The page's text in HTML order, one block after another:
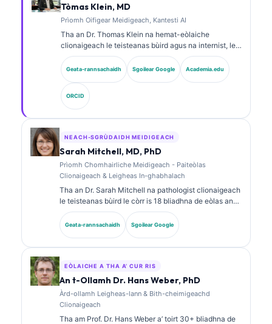
Tòmas Klein, MD
Prìomh Oifigear Meidigeach, Kantesti AI
Tha an Dr. Thomas Klein na hemat-eòlaiche
clionaigeach le teisteanas bùird agus na internist, le
còrr is 15 bliadhna de eòlas ann an leigheas-lann
agus mion-sgrùdadh clionaigeach le taic bho AI. Mar
Àrd Oifigear Meidigeach aig Kantesti AI, tha e a’ toirt
seachad stiùireadh clionaigeach air cruinneas
meidigeach an lìonra neural prìobhaideach. Tha an
Dr. Klein air foillseachadh gu farsaing air mìneachadh
bith-chomharraidhean agus breithneachadh obair-
lann air cuspairean ann an leigheas-lann.
Geata-rannsachaidh Sgoilear Google Academia.edu
ORCID
NEACH-SGRÙDAIDH MEIDIGEACH
Sarah Mitchell, MD, PhD
Prìomh Chomhairliche Meidigeach - Paiteòlas
Clionaigeach & Leigheas In-ghabhalach
Tha an Dr. Sarah Mitchell na pathologist clionaigeach
le teisteanas bùird le còrr is 18 bliadhna de eòlas ann
an leigheas-lann agus mion-sgrùdadh
breithneachaidh. Tha teisteanasan sònraichte aice
ann an ceimigeachd clionaigeach agus tha i air
clionaigeach.
Geata-rannsachaidh Sgoilear Google
EÒLAICHE A THA A’ CUR RIS
An t-Ollamh Dr. Hans Weber, PhD
Àrd-ollamh Leigheas-lann & Bith-cheimigeachd
Clionaigeach
Tha am Prof. Dr. Hans Weber a’ toirt 30+ bliadhna de